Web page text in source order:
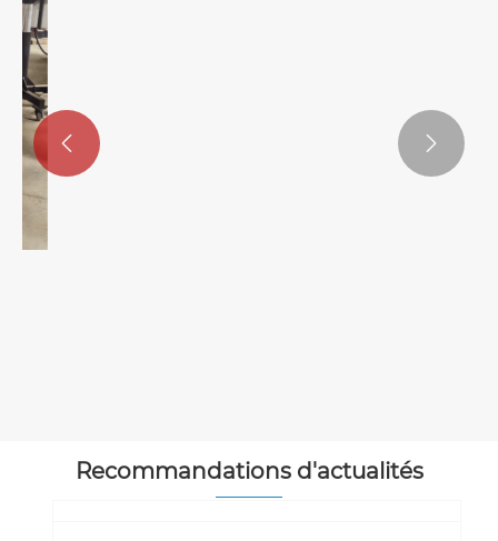
 
Recommandations d'actualités